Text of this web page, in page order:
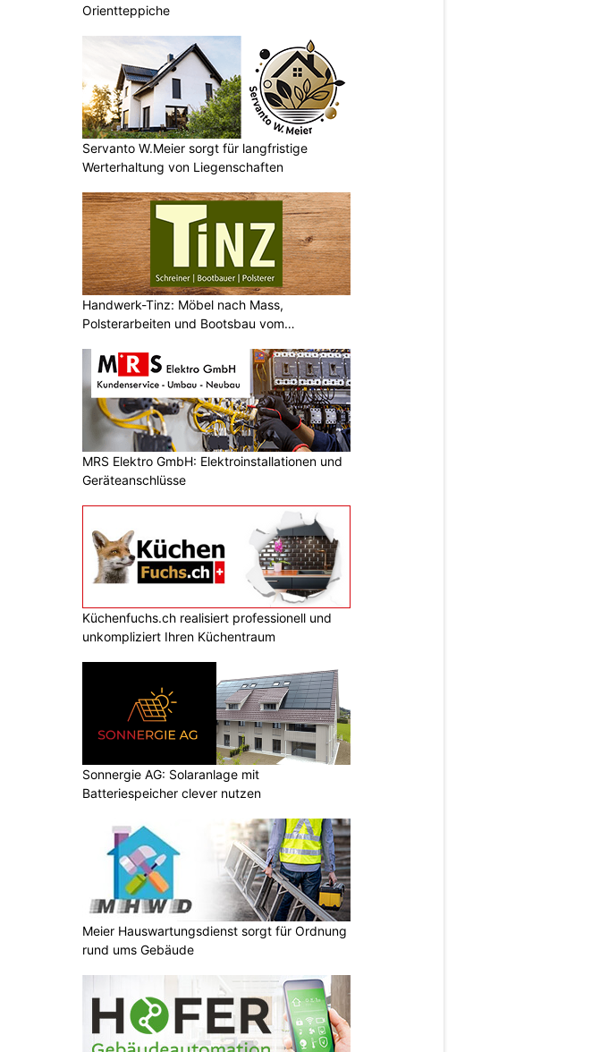
Orientteppiche
Servanto W.Meier sorgt für langfristige
Werterhaltung von Liegenschaften
Handwerk-Tinz: Möbel nach Mass,
Polsterarbeiten und Bootsbau vom
MRS Elektro GmbH: Elektroinstallationen und
Geräteanschlüsse
Küchenfuchs.ch realisiert professionell und
unkompliziert Ihren Küchentraum
Sonnergie AG: Solaranlage mit
Batteriespeicher clever nutzen
Meier Hauswartungsdienst sorgt für Ordnung
rund ums Gebäude